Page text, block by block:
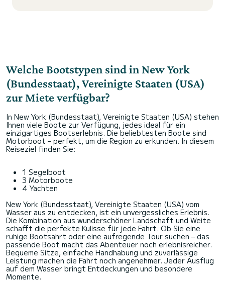
Welche Bootstypen sind in New York
(Bundesstaat), Vereinigte Staaten (USA)
zur Miete verfügbar?
In New York (Bundesstaat), Vereinigte Staaten (USA) stehen
Ihnen viele Boote zur Verfügung, jedes ideal für ein
einzigartiges Bootserlebnis. Die beliebtesten Boote sind
Motorboot – perfekt, um die Region zu erkunden. In diesem
Reiseziel finden Sie:
1 Segelboot
3 Motorboote
4 Yachten
New York (Bundesstaat), Vereinigte Staaten (USA) vom
Wasser aus zu entdecken, ist ein unvergessliches Erlebnis.
Die Kombination aus wunderschöner Landschaft und Weite
schafft die perfekte Kulisse für jede Fahrt. Ob Sie eine
ruhige Bootsahrt oder eine aufregende Tour suchen – das
passende Boot macht das Abenteuer noch erlebnisreicher.
Bequeme Sitze, einfache Handhabung und zuverlässige
Leistung machen die Fahrt noch angenehmer. Jeder Ausflug
auf dem Wasser bringt Entdeckungen und besondere
Momente.